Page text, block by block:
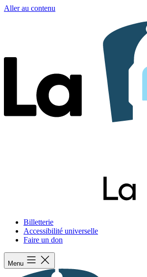
Aller au contenu
Billetterie
Accessibilité universelle
Faire un don
Menu